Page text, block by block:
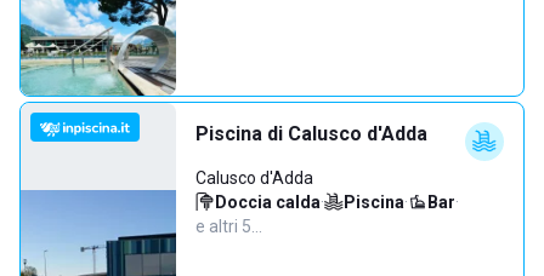
Piscina di Calusco d'Adda
Calusco d'Adda
Doccia calda· Piscina· Bar·
e altri 5…